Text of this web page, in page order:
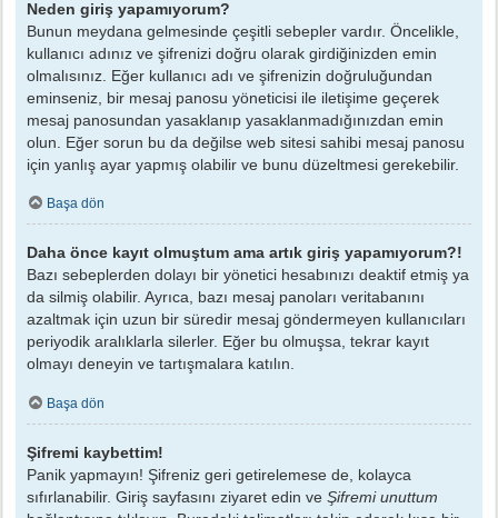
Neden giriş yapamıyorum?
Bunun meydana gelmesinde çeşitli sebepler vardır. Öncelikle,
kullanıcı adınız ve şifrenizi doğru olarak girdiğinizden emin
olmalısınız. Eğer kullanıcı adı ve şifrenizin doğruluğundan
eminseniz, bir mesaj panosu yöneticisi ile iletişime geçerek
mesaj panosundan yasaklanıp yasaklanmadığınızdan emin
olun. Eğer sorun bu da değilse web sitesi sahibi mesaj panosu
için yanlış ayar yapmış olabilir ve bunu düzeltmesi gerekebilir.
Başa dön
Daha önce kayıt olmuştum ama artık giriş yapamıyorum?!
Bazı sebeplerden dolayı bir yönetici hesabınızı deaktif etmiş ya
da silmiş olabilir. Ayrıca, bazı mesaj panoları veritabanını
azaltmak için uzun bir süredir mesaj göndermeyen kullanıcıları
periyodik aralıklarla silerler. Eğer bu olmuşsa, tekrar kayıt
olmayı deneyin ve tartışmalara katılın.
Başa dön
Şifremi kaybettim!
Panik yapmayın! Şifreniz geri getirelemese de, kolayca
sıfırlanabilir. Giriş sayfasını ziyaret edin ve Şifremi unuttum